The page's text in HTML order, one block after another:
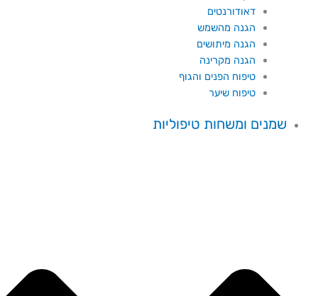
דאודורנטים
הגנה מהשמש
הגנה מיתושים
הגנה מקרינה
טיפוח הפנים והגוף
טיפוח שיער
שמנים ומשחות טיפוליות